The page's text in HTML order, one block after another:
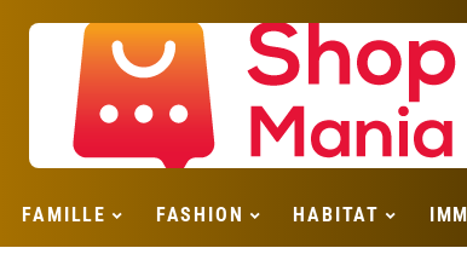
FAMILLE FASHION HABITAT